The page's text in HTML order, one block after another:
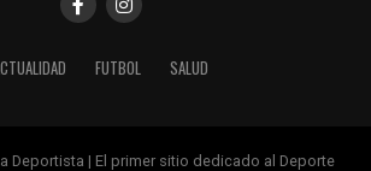
FUTBOL SALUD
Deportista | El primer sitio dedicado al Deporte